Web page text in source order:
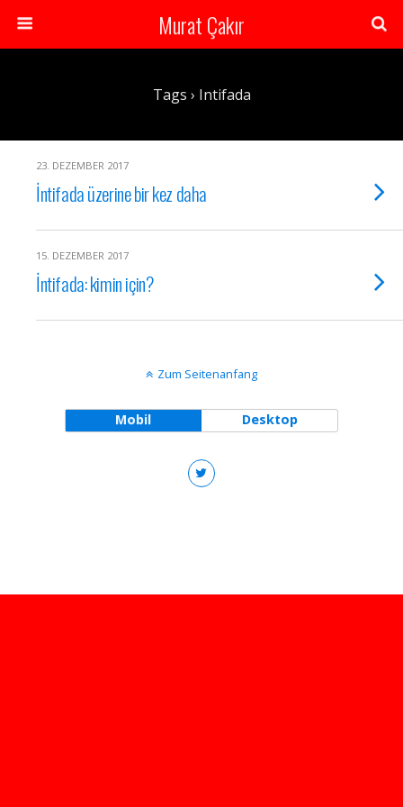
Murat Çakır
Tags › Intifada
23. DEZEMBER 2017
İntifada üzerine bir kez daha
15. DEZEMBER 2017
İntifada: kimin için?
Zum Seitenanfang
Mobil Desktop